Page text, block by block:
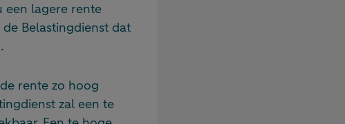
een lagere rente
Belastingdienst dat
rente zo hoog
zal een te